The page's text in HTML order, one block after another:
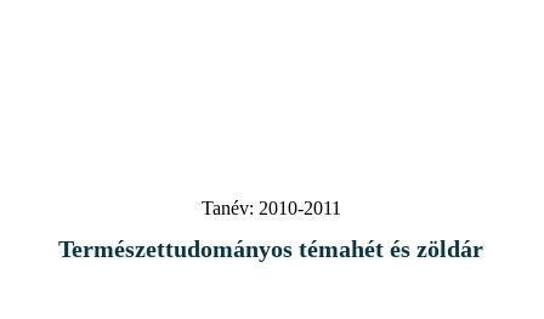
Tanév: 2010-2011
Természettudományos témahét és zöldár